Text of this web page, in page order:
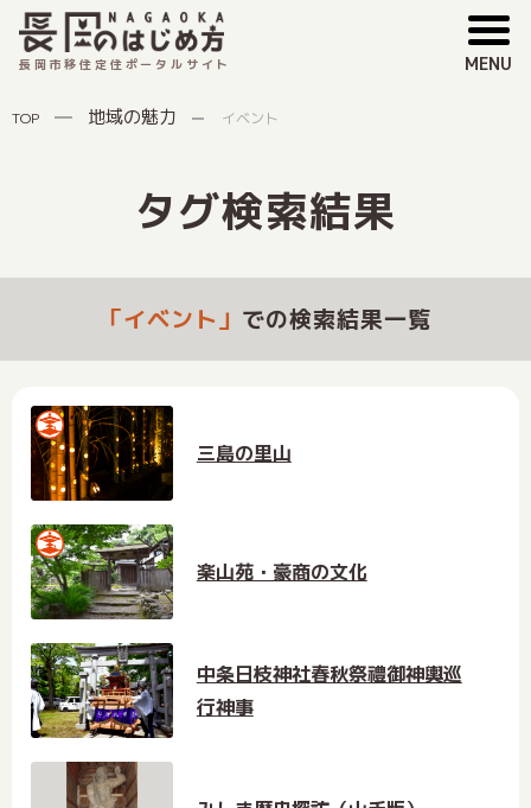
長岡市移住定住ポータルサイト MENU
TOP 地域の魅力 イベント
タグ検索結果
「イベント」 での検索結果一覧
三島の里山
楽山苑・豪商の文化
中条日枝神社春秋祭禮御神輿巡
行神事